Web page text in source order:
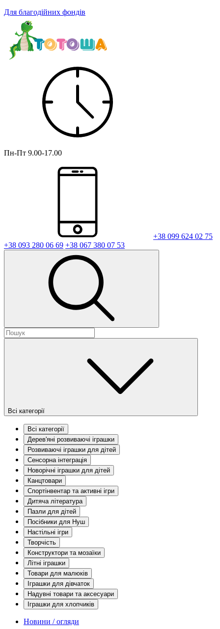
Для благодійних фондів
Пн-Пт 9.00-17.00
+38 099 624 02 75
+38 093 280 06 69 +38 067 380 07 53
Всі категорії
Всі категорії
Дерев'яні розвиваючі іграшки
Розвиваючі іграшки для дітей
Сенсорна інтеграція
Новорічні іграшки для дітей
Канцтовари
Спортінвентар та активні ігри
Дитяча література
Пазли для дітей
Посібники для Нуш
Настільні ігри
Творчість
Конструктори та мозаїки
Літні іграшки
Товари для малюків
Іграшки для дівчаток
Надувні товари та аксесуари
Іграшки для хлопчиків
Новини / огляди